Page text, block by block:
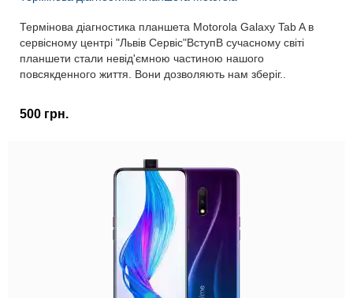
Термінова діагностика планшета Motorola Galaxy Tab A в
сервісному центрі "Львів Сервіс"ВступВ сучасному світі
планшети стали невід'ємною частиною нашого
повсякденного життя. Вони дозволяють нам зберіг..
500 грн.